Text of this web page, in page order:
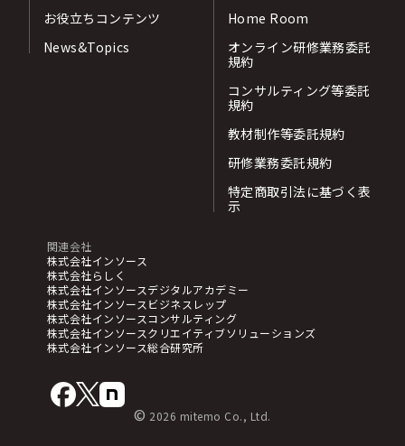
お役立ちコンテンツ
News&Topics
Home Room
オンライン研修業務委託
規約
コンサルティング等委託
規約
教材制作等委託規約
研修業務委託規約
特定商取引法に基づく表
示
関連会社
株式会社インソース
株式会社らしく
株式会社インソースデジタルアカデミー
株式会社インソースビジネスレップ
株式会社インソースコンサルティング
株式会社インソースクリエイティブソリューションズ
株式会社インソース総合研究所
© 2026 mitemo Co., Ltd.